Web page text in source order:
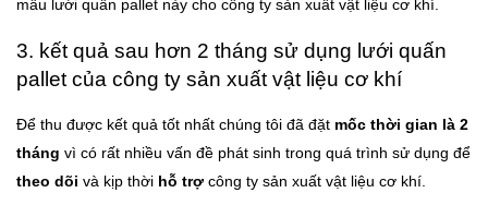
mẫu lưới quấn pallet này cho công ty sản xuất vật liệu cơ khí.
3. kết quả sau hơn 2 tháng sử dụng lưới quấn
pallet của công ty sản xuất vật liệu cơ khí
Để thu được kết quả tốt nhất chúng tôi đã đặt mốc thời gian là 2
tháng vì có rất nhiều vấn đề phát sinh trong quá trình sử dụng để
theo dõi và kịp thời hỗ trợ công ty sản xuất vật liệu cơ khí.